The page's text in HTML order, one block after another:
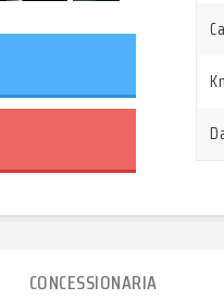
CONCESSIONARIA